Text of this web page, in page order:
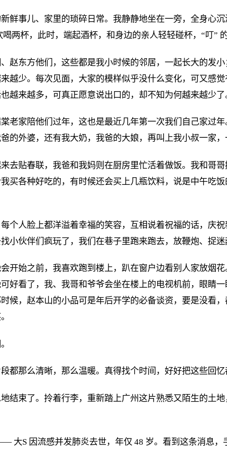
鲜事儿、家里的琐碎日常。我静静地坐在一旁，全身心
两杯，此时，端起酒杯，和身边的亲人轻轻碰杯，“叮”
赵东方他们，这些都是我小时候的邻居，一起长大的发
越少。每次见面，大家的模样似乎没什么变化，可又感
越来越多，可真正愿意说出口的，却不知为何越来越少了
老家陪他们过年，这也是最近几年第一次我们自己家过
的外婆，还有我大奶，我爸的大娘，再叫上我小叔一家
去贴春联，我爸和我妈则在厨房里忙活着做饭。我和哥
买各种好吃的，有时候还会买上几瓶饮料，说是中午吃
个人脸上都洋溢着幸福的笑容，互相说着祝福的话，庆
小伙伴们疯玩了，我们在巷子里跑来跑去，放鞭炮、捉
开始之前，我喜欢跑到楼上，趴在窗户边看别人家放烟
好看了，我、我哥和爷爷会坐在楼上的电视机前，眼睛
候，赵本山的小品可是年后开学的必备谈资，要是没看
都那么清晰，那么温暖。真得找个时间，好好把这些回
结束了。拎着行李，重新踏上广州这片熟悉又陌生的土
大S 因流感并发肺炎去世，年仅 48 岁。看到这条消息